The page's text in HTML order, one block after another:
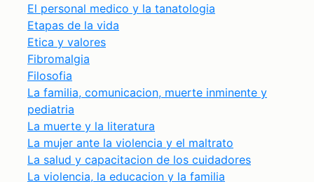
El personal medico y la tanatologia
Etapas de la vida
Etica y valores
Fibromalgia
Filosofia
La familia, comunicacion, muerte inminente y
pediatria
La muerte y la literatura
La mujer ante la violencia y el maltrato
La salud y capacitacion de los cuidadores
La violencia, la educacion y la familia